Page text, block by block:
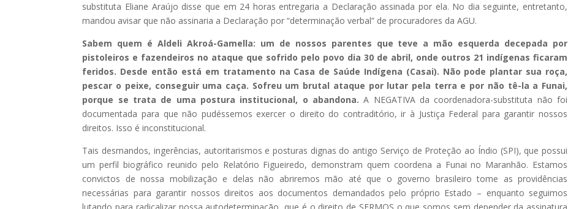
substituta Eliane Araújo disse que em 24 horas entregaria a Declaração assinada por ela. No dia seguinte, entretanto,
mandou avisar que não assinaria a Declaração por “determinação verbal” de procuradores da AGU.
Sabem quem é Aldeli Akroá-Gamella: um de nossos parentes que teve a mão esquerda decepada por
pistoleiros e fazendeiros no ataque que sofrido pelo povo dia 30 de abril, onde outros 21 indígenas ficaram
feridos. Desde então está em tratamento na Casa de Saúde Indígena (Casai). Não pode plantar sua roça,
pescar o peixe, conseguir uma caça. Sofreu um brutal ataque por lutar pela terra e por não tê-la a Funai,
porque se trata de uma postura institucional, o abandona. A NEGATIVA da coordenadora-substituta não foi
documentada para que não pudéssemos exercer o direito do contraditório, ir à Justiça Federal para garantir nossos
direitos. Isso é inconstitucional.
Tais desmandos, ingerências, autoritarismos e posturas dignas do antigo Serviço de Proteção ao Índio (SPI), que possui
um perfil biográfico reunido pelo Relatório Figueiredo, demonstram quem coordena a Funai no Maranhão. Estamos
convictos de nossa mobilização e delas não abriremos mão até que o governo brasileiro tome as providências
necessárias para garantir nossos direitos aos documentos demandados pelo próprio Estado – enquanto seguimos